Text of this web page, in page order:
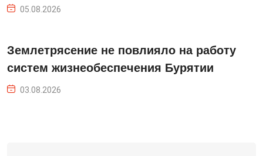
05.08.2026
Землетрясение не повлияло на работу
систем жизнеобеспечения Бурятии
03.08.2026